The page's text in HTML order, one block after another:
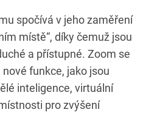
spočívá v jeho zaměření
místě“, díky čemuž jsou
a přístupné. Zoom se
funkce, jako jsou
inteligence, virtuální
pro zvýšení